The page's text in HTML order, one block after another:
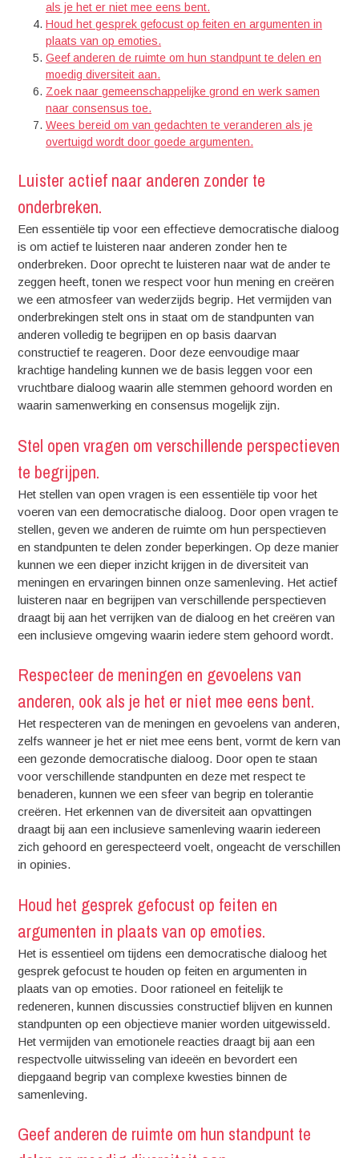
als je het er niet mee eens bent.
Houd het gesprek gefocust op feiten en argumenten in
plaats van op emoties.
Geef anderen de ruimte om hun standpunt te delen en
moedig diversiteit aan.
Zoek naar gemeenschappelijke grond en werk samen
naar consensus toe.
Wees bereid om van gedachten te veranderen als je
overtuigd wordt door goede argumenten.
Luister actief naar anderen zonder te
onderbreken.
Een essentiële tip voor een effectieve democratische dialoog
is om actief te luisteren naar anderen zonder hen te
onderbreken. Door oprecht te luisteren naar wat de ander te
zeggen heeft, tonen we respect voor hun mening en creëren
we een atmosfeer van wederzijds begrip. Het vermijden van
onderbrekingen stelt ons in staat om de standpunten van
anderen volledig te begrijpen en op basis daarvan
constructief te reageren. Door deze eenvoudige maar
krachtige handeling kunnen we de basis leggen voor een
vruchtbare dialoog waarin alle stemmen gehoord worden en
waarin samenwerking en consensus mogelijk zijn.
Stel open vragen om verschillende perspectieven
te begrijpen.
Het stellen van open vragen is een essentiële tip voor het
voeren van een democratische dialoog. Door open vragen te
stellen, geven we anderen de ruimte om hun perspectieven
en standpunten te delen zonder beperkingen. Op deze manier
kunnen we een dieper inzicht krijgen in de diversiteit van
meningen en ervaringen binnen onze samenleving. Het actief
luisteren naar en begrijpen van verschillende perspectieven
draagt bij aan het verrijken van de dialoog en het creëren van
een inclusieve omgeving waarin iedere stem gehoord wordt.
Respecteer de meningen en gevoelens van
anderen, ook als je het er niet mee eens bent.
Het respecteren van de meningen en gevoelens van anderen,
zelfs wanneer je het er niet mee eens bent, vormt de kern van
een gezonde democratische dialoog. Door open te staan
voor verschillende standpunten en deze met respect te
benaderen, kunnen we een sfeer van begrip en tolerantie
creëren. Het erkennen van de diversiteit aan opvattingen
draagt bij aan een inclusieve samenleving waarin iedereen
zich gehoord en gerespecteerd voelt, ongeacht de verschillen
in opinies.
Houd het gesprek gefocust op feiten en
argumenten in plaats van op emoties.
Het is essentieel om tijdens een democratische dialoog het
gesprek gefocust te houden op feiten en argumenten in
plaats van op emoties. Door rationeel en feitelijk te
redeneren, kunnen discussies constructief blijven en kunnen
standpunten op een objectieve manier worden uitgewisseld.
Het vermijden van emotionele reacties draagt bij aan een
respectvolle uitwisseling van ideeën en bevordert een
diepgaand begrip van complexe kwesties binnen de
samenleving.
Geef anderen de ruimte om hun standpunt te